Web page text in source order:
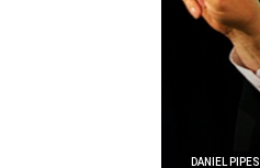
DANIEL PIPES